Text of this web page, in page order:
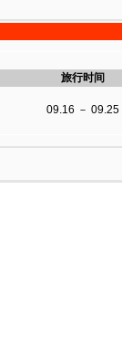
旅行时间
09.16 － 09.25